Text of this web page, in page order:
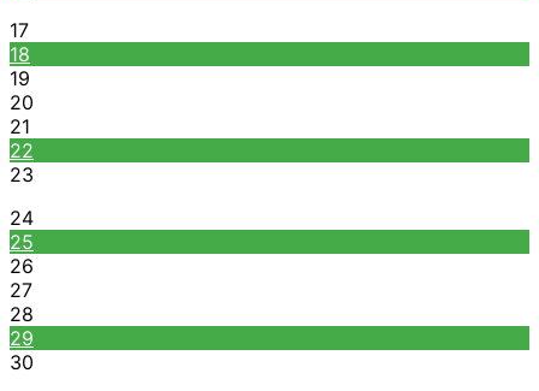
17
18
19
20
21
22
23
24
25
26
27
28
29
30